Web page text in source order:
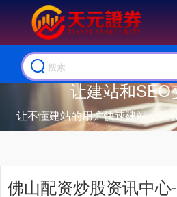
让建站和SEO
让不懂建站的用户快速建站，让
佛山配资炒股资讯中